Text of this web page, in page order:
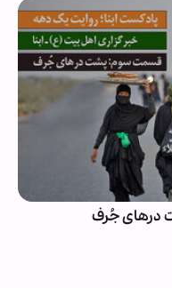
درهای جُرف